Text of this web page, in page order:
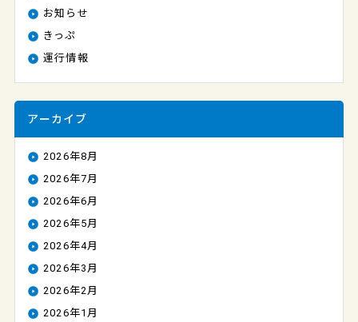
お知らせ
きっぷ
運行情報
アーカイブ
2026年8月
2026年7月
2026年6月
2026年5月
2026年4月
2026年3月
2026年2月
2026年1月